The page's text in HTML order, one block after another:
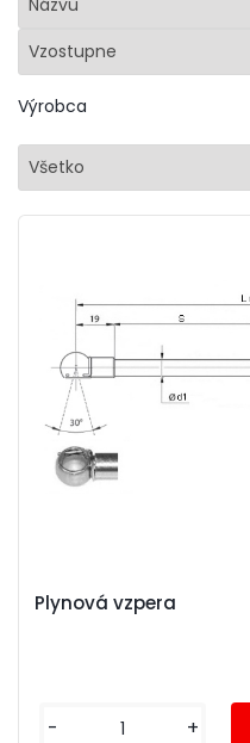
Vzostupne
Výrobca
Všetko
Plynová vzpera
- +